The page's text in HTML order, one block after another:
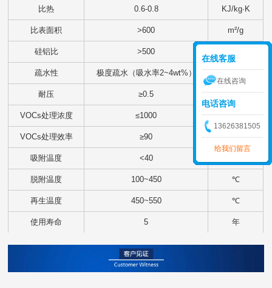
比热 0.6-0.8 KJ/kg·K
比表面积 >600 m²/g
硅铝比 >500
疏水性 极度疏水（吸水率2~4wt%）
耐压 ≥0.5 Mpa
VOCs处理浓度 ≤1000 mg/m³
VOCs处理效率 ≥90 %
吸附温度 <40
脱附温度 100~450 ℃
再生温度 450~550 ℃
使用寿命 5 年
在线客服
在线咨询
电话咨询
13626381505
给我们留言